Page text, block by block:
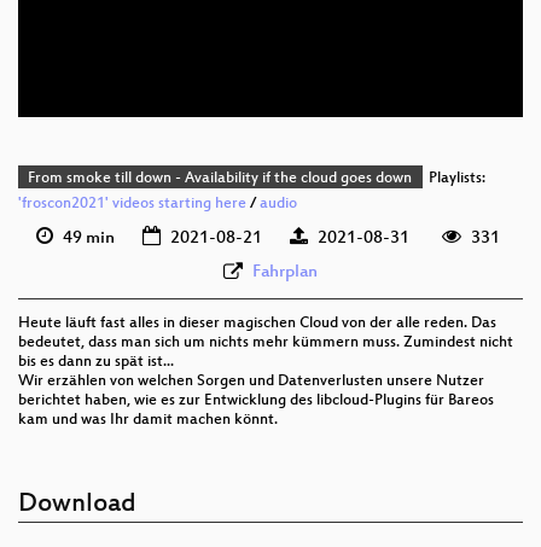
From smoke till down - Availability if the cloud goes down
Playlists:
'froscon2021' videos starting here / audio
49 min 2021-08-21 2021-08-31
331
Fahrplan
Heute läuft fast alles in dieser magischen Cloud von der alle reden. Das
bedeutet, dass man sich um nichts mehr kümmern muss. Zumindest nicht
bis es dann zu spät ist...
Wir erzählen von welchen Sorgen und Datenverlusten unsere Nutzer
berichtet haben, wie es zur Entwicklung des libcloud-Plugins für Bareos
kam und was Ihr damit machen könnt.
Download